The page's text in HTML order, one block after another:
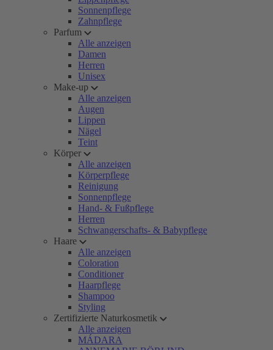
Sonnenpflege
Zahnpflege
Parfum
Alle anzeigen
Damen
Herren
Unisex
Make-up
Alle anzeigen
Augen
Lippen
Nägel
Teint
Körper
Alle anzeigen
Körperpflege
Reinigung
Sonnenpflege
Hand- & Fußpflege
Herren
Schwangerschafts- & Babypflege
Haare
Alle anzeigen
Coloration
Conditioner
Haarpflege
Shampoo
Styling
Zertifizierte Naturkosmetik
Alle anzeigen
MÁDARA